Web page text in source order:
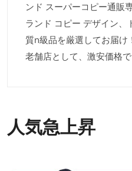
ンド スーパーコピー通販
ランド コピー デザイン、
質n級品を厳選してお届け
老舗店として、激安価格で
人気急上昇